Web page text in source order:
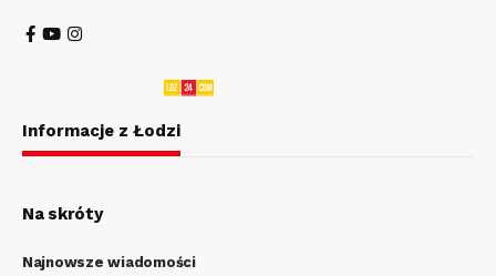
Informacje z Łodzi
Na skróty
Najnowsze wiadomości